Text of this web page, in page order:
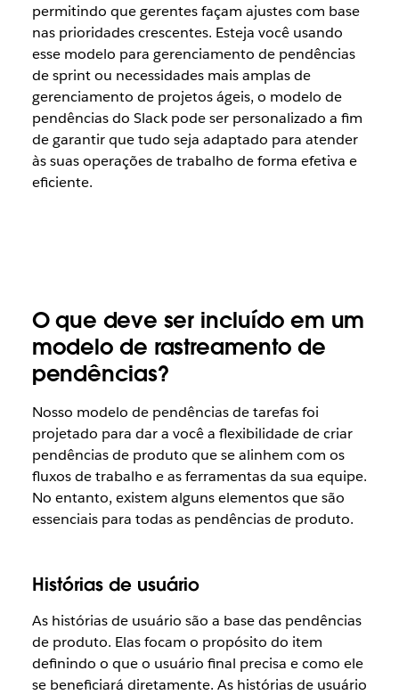
permitindo que gerentes façam ajustes com base
nas prioridades crescentes. Esteja você usando
esse modelo para gerenciamento de pendências
de sprint ou necessidades mais amplas de
gerenciamento de projetos ágeis, o modelo de
pendências do Slack pode ser personalizado a fim
de garantir que tudo seja adaptado para atender
às suas operações de trabalho de forma efetiva e
eficiente.
O que deve ser incluído em um
modelo de rastreamento de
pendências?
Nosso modelo de pendências de tarefas foi
projetado para dar a você a flexibilidade de criar
pendências de produto que se alinhem com os
fluxos de trabalho e as ferramentas da sua equipe.
No entanto, existem alguns elementos que são
essenciais para todas as pendências de produto.
Histórias de usuário
As histórias de usuário são a base das pendências
de produto. Elas focam o propósito do item
definindo o que o usuário final precisa e como ele
se beneficiará diretamente. As histórias de usuário